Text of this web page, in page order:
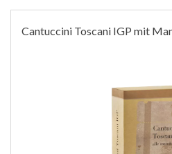
Cantuccini Toscani IGP mit